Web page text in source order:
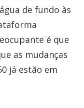
de fundo às
é que
as mudanças
já estão em